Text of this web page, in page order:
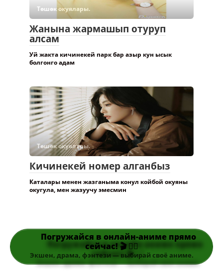
Төшөк окуялары.
Жанына жармашып отуруп
алсам
Уй жакта кичинекей парк бар азыр кун ысык
болгонго адам
Төшөк окуялары.
Кичинекей номер алганбыз
Каталары менен жазганыма конул койбой окуяны
окугула, мен жазуучу эмесмин
Погружайся в онлайн-аниме прямо
сейчас! 🎬 👆🏻
Экшен, драма, фэнтези — выбирай своё аниме.